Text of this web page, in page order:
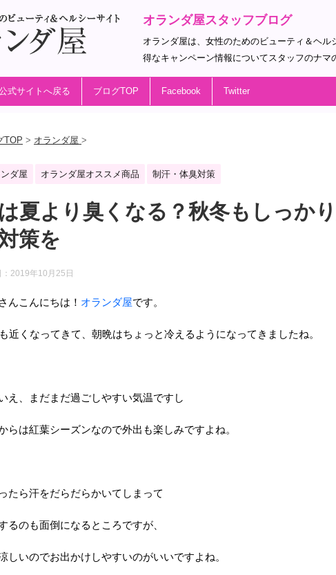
オランダ屋スタッフブログ
オランダ屋は、女性のためのビューティ＆ヘ
得なキャンペーン情報についてスタッフのナマ
式サイトへ戻る ブログTOP Facebook Twitter
TOP > オランダ屋 >
ダ屋 オランダ屋オススメ商品 制汗・体臭対策
夏より臭くなる？秋冬もしっか
策を
2019年10月25日
んこんにちは！ オランダ屋です。
近くなってきて、朝晩はちょっと冷えるようになってきましたね。
え、まだまだ過ごしやすい気温ですし
らは紅葉シーズンなので外出も楽しみですよね。
たら汗をだらだらかいてしまって
るのも面倒になるところですが、
しいのでお出かけしやすいのがいいですよね。